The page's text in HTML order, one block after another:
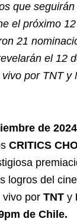
que seguirán
el próximo
21
el 12
por TNT y
de
CRITICS
logros del
vivo por TNT y
de Chile.